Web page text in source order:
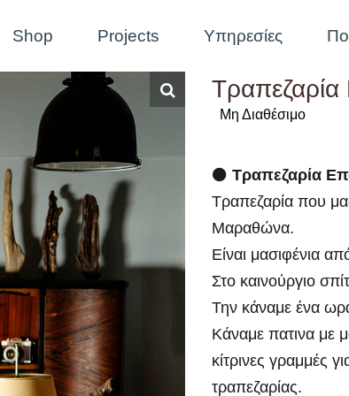
Shop Projects Υπηρεσίες
Τραπεζαρία
Μη Διαθέσιμο
⚫ Τραπεζαρία
Τραπεζαρία που
Μαραθώνα.
Είναι μασιφένια
Στο καινούργιο
Την κάναμε ένα
Κάναμε πατινα με
κίτρινες γραμμές
τραπεζαρίας.